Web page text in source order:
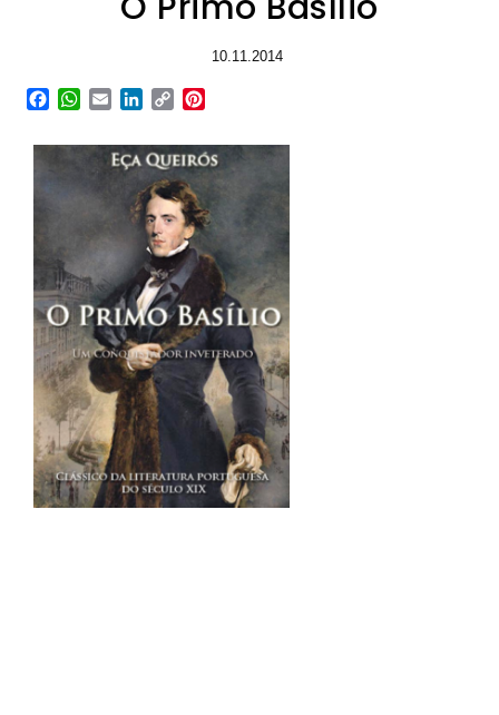
10.11.2014
Facebook
WhatsApp
EmailLinkedIn
Copy